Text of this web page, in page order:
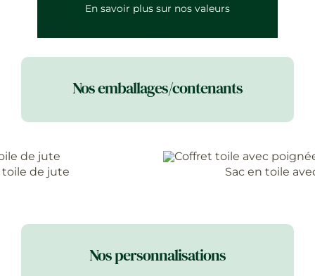
En savoir plus sur nos valeurs
Nos emballages/contenants
toile de jute Sac en toile
Nos personnalisations